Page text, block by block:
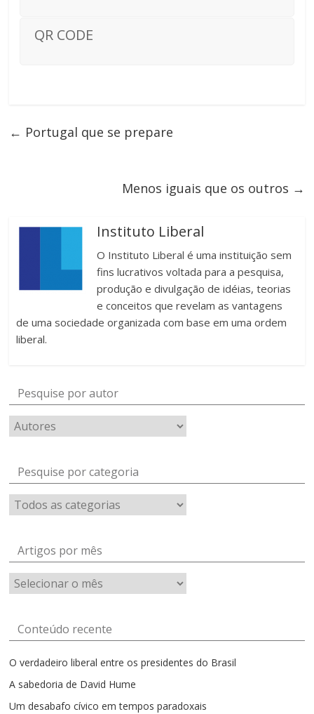
QR CODE
← Portugal que se prepare
Menos iguais que os outros →
Instituto Liberal
O Instituto Liberal é uma instituição sem
fins lucrativos voltada para a pesquisa,
produção e divulgação de idéias, teorias
e conceitos que revelam as vantagens
de uma sociedade organizada com base em uma ordem
liberal.
Pesquise por autor
Pesquise por categoria
Artigos por mês
Artigos
por
Conteúdo recente
O verdadeiro liberal entre os presidentes do Brasil
A sabedoria de David Hume
Um desabafo cívico em tempos paradoxais